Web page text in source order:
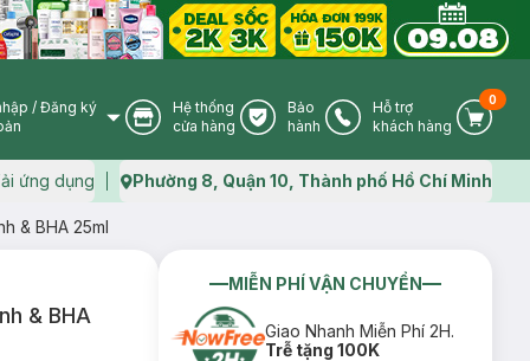
User Icon
/ Đăng ký
Store Icon
Hệ thống
cửa hàng
Warranty Icon
Bảo
hành
Phone Icon
Hỗ trợ
khách hàng
Cart
0
ứng dụng Map icon
Phường 8, Quận 10, Thành phố Hồ Chí Minh
& BHA 25ml
& BHA
MIỄN PHÍ VẬN CHUYỂN
Giao Nhanh Miễn Phí 2H.
Trễ tặng 100K